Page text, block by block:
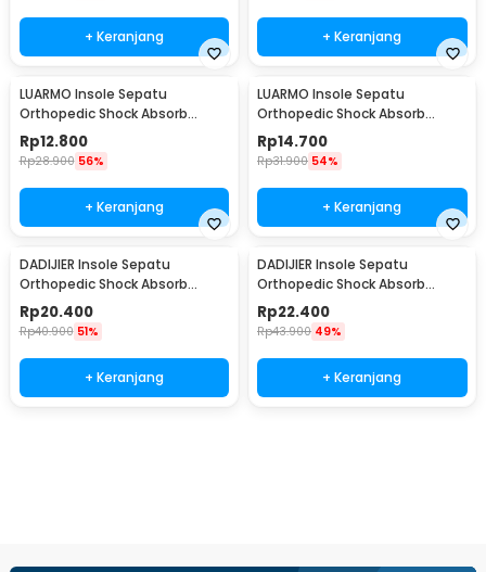
+ Keranjang + Keranjang
LUARMO Insole Sepatu
Orthopedic Shock Absorb
Cushioned EVA Foam M - L3
Rp12.800
Rp28.900 56%
+ Keranjang
LUARMO Insole Sepatu
Orthopedic Shock Absorb
Cushioned EVA Foam L - L3
Rp14.700
Rp31.900 54%
+ Keranjang
DADIJIER Insole Sepatu
Orthopedic Shock Absorb
Silicone Gel M - KYL
Rp20.400
Rp40.900 51%
+ Keranjang
DADIJIER Insole Sepatu
Orthopedic Shock Absorb
Silicone Gel L - KYL
Rp22.400
Rp43.900 49%
+ Keranjang